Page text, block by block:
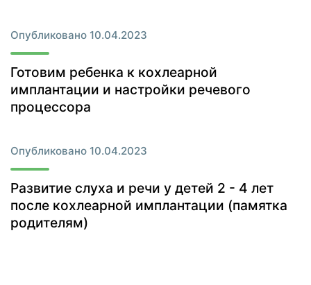
Опубликовано 10.04.2023
Готовим ребенка к кохлеарной
имплантации и настройки речевого
процессора
Опубликовано 10.04.2023
Развитие слуха и речи у детей 2 - 4 лет
после кохлеарной имплантации (памятка
родителям)